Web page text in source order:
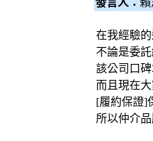
發言人： 賴
在我經驗
不論是委
該公司口
而且現在
[履約保證]
所以仲介